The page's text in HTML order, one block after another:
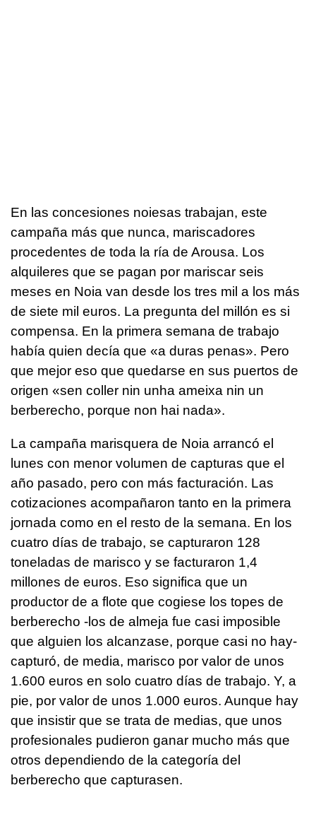
En las concesiones noiesas trabajan, este
campaña más que nunca, mariscadores
procedentes de toda la ría de Arousa. Los
alquileres que se pagan por mariscar seis
meses en Noia van desde los tres mil a los más
de siete mil euros. La pregunta del millón es si
compensa. En la primera semana de trabajo
había quien decía que «a duras penas». Pero
que mejor eso que quedarse en sus puertos de
origen «sen coller nin unha ameixa nin un
berberecho, porque non hai nada».
La campaña marisquera de Noia arrancó el
lunes con menor volumen de capturas que el
año pasado, pero con más facturación. Las
cotizaciones acompañaron tanto en la primera
jornada como en el resto de la semana. En los
cuatro días de trabajo, se capturaron 128
toneladas de marisco y se facturaron 1,4
millones de euros. Eso significa que un
productor de a flote que cogiese los topes de
berberecho -los de almeja fue casi imposible
que alguien los alcanzase, porque casi no hay-
capturó, de media, marisco por valor de unos
1.600 euros en solo cuatro días de trabajo. Y, a
pie, por valor de unos 1.000 euros. Aunque hay
que insistir que se trata de medias, que unos
profesionales pudieron ganar mucho más que
otros dependiendo de la categoría del
berberecho que capturasen.